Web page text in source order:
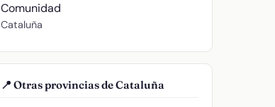
Comunidad
Cataluña
📍 Otras provincias de Cataluña